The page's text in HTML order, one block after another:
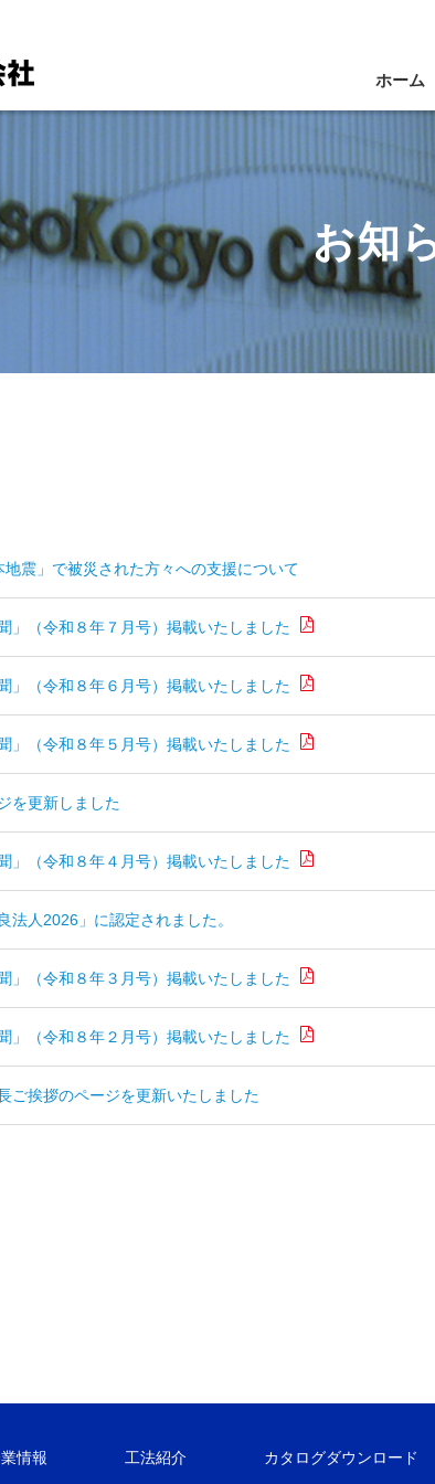
ホーム
お知
地震」で被災された方々への支援について
」（令和８年７月号）掲載いたしました
」（令和８年６月号）掲載いたしました
」（令和８年５月号）掲載いたしました
を更新しました
」（令和８年４月号）掲載いたしました
法人2026」に認定されました。
」（令和８年３月号）掲載いたしました
」（令和８年２月号）掲載いたしました
ご挨拶のページを更新いたしました
情報 工法紹介 カタログダウンロード